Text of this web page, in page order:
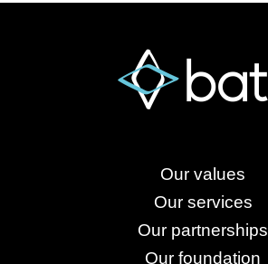
Our values
Our services
Our partnerships
Our foundation